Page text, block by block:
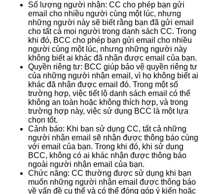
Số lượng người nhận: CC cho phép bạn gửi
email cho nhiều người cùng một lúc, nhưng
những người này sẽ biết rằng bạn đã gửi email
cho tất cả mọi người trong danh sách CC. Trong
khi đó, BCC cho phép bạn gửi email cho nhiều
người cùng một lúc, nhưng những người này
không biết ai khác đã nhận được email của bạn.
Quyền riêng tư: BCC giúp bảo vệ quyền riêng tư
của những người nhận email, vì họ không biết ai
khác đã nhận được email đó. Trong một số
trường hợp, việc tiết lộ danh sách email có thể
không an toàn hoặc không thích hợp, và trong
trường hợp này, việc sử dụng BCC là một lựa
chọn tốt.
Cảnh báo: Khi bạn sử dụng CC, tất cả những
người nhận email sẽ nhận được thông báo cùng
với email của bạn. Trong khi đó, khi sử dụng
BCC, không có ai khác nhận được thông báo
ngoài người nhận email của bạn.
Chức năng: CC thường được sử dụng khi bạn
muốn những người nhận email được thông báo
về vấn đề cụ thể và có thể đóng góp ý kiến hoặc